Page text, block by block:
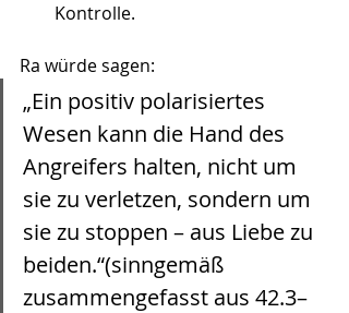
Kontrolle.
Ra würde sagen:
„Ein positiv polarisiertes
Wesen kann die Hand des
Angreifers halten, nicht um
sie zu verletzen, sondern um
sie zu stoppen – aus Liebe zu
beiden.“(sinngemäß
zusammengefasst aus 42.3–